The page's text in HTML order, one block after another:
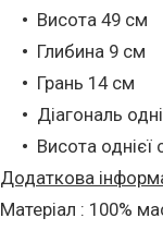
Висота 49 см
Глибина 9 см
Грань 14 см
Діагональ
Висота
Додаткова
Матеріал : 100%